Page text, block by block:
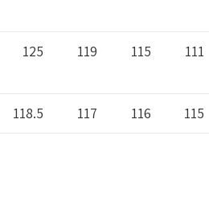
111
115
119
125
115
116
117
118.5